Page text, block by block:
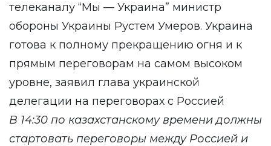
телеканалу “Мы — Украина” министр
обороны Украины Рустем Умеров. Украина
готова к полному прекращению огня и к
прямым переговорам на самом высоком
уровне, заявил глава украинской
делегации на переговорах с Россией
В 14:30 по казахстанскому времени должны
стартовать переговоры между Россией и